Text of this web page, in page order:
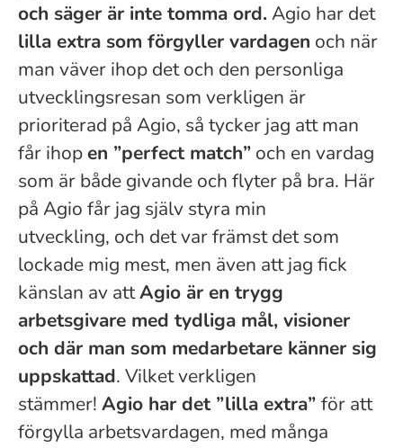
och säger är inte tomma ord.Agio har det
lilla extra som förgyller vardagen och när
man väver ihop det och den personliga
utvecklingsresan som verkligen är
prioriterad på Agio, så tycker jag att man
får ihopen ”perfect match” och en vardag
som är både givande och flyter på bra. Här
på Agio får jag själv styra min
utveckling, och det var främst det som
lockade mig mest, men även att jag fick
känslan av attAgio är en trygg
arbetsgivare med tydliga mål, visioner
och där man som medarbetare känner sig
uppskattad. Vilket verkligen
stämmer! Agio har det ”lilla extra” för att
förgylla arbetsvardagen, med många